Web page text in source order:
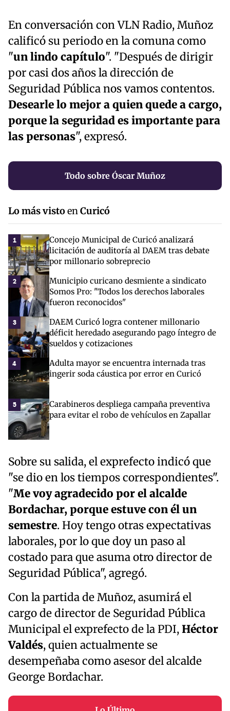
En conversación con VLN Radio, Muñoz
calificó su periodo en la comuna como
"un lindo capítulo". "Después de dirigir
por casi dos años la dirección de
Seguridad Pública nos vamos contentos.
Desearle lo mejor a quien quede a cargo,
porque la seguridad es importante para
las personas", expresó.
Todo sobre Óscar Muñoz
Lo más vistoenCuricó
1
Concejo Municipal de Curicó analizará
licitación de auditoría al DAEM tras debate
por millonario sobreprecio
2
Municipio curicano desmiente a sindicato
Somos Pro: "Todos los derechos laborales
fueron reconocidos"
3
DAEM Curicó logra contener millonario
déficit heredado asegurando pago íntegro de
sueldos y cotizaciones
4
Adulta mayor se encuentra internada tras
ingerir soda cáustica por error en Curicó
5
Carabineros despliega campaña preventiva
para evitar el robo de vehículos en Zapallar
Sobre su salida, el exprefecto indicó que
"se dio en los tiempos correspondientes".
"Me voy agradecido por el alcalde
Bordachar, porque estuve con él un
semestre. Hoy tengo otras expectativas
laborales, por lo que doy un paso al
costado para que asuma otro director de
Seguridad Pública", agregó.
Con la partida de Muñoz, asumirá el
cargo de director de Seguridad Pública
Municipal el exprefecto de la PDI,Héctor
Valdés, quien actualmente se
desempeñaba como asesor del alcalde
George Bordachar.